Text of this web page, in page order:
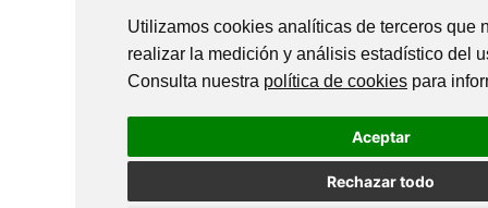
Utilizamos cookies analíticas de terceros que
realizar la medición y análisis estadístico del
Consulta nuestra política de cookies para
Aceptar
Rechazar todo